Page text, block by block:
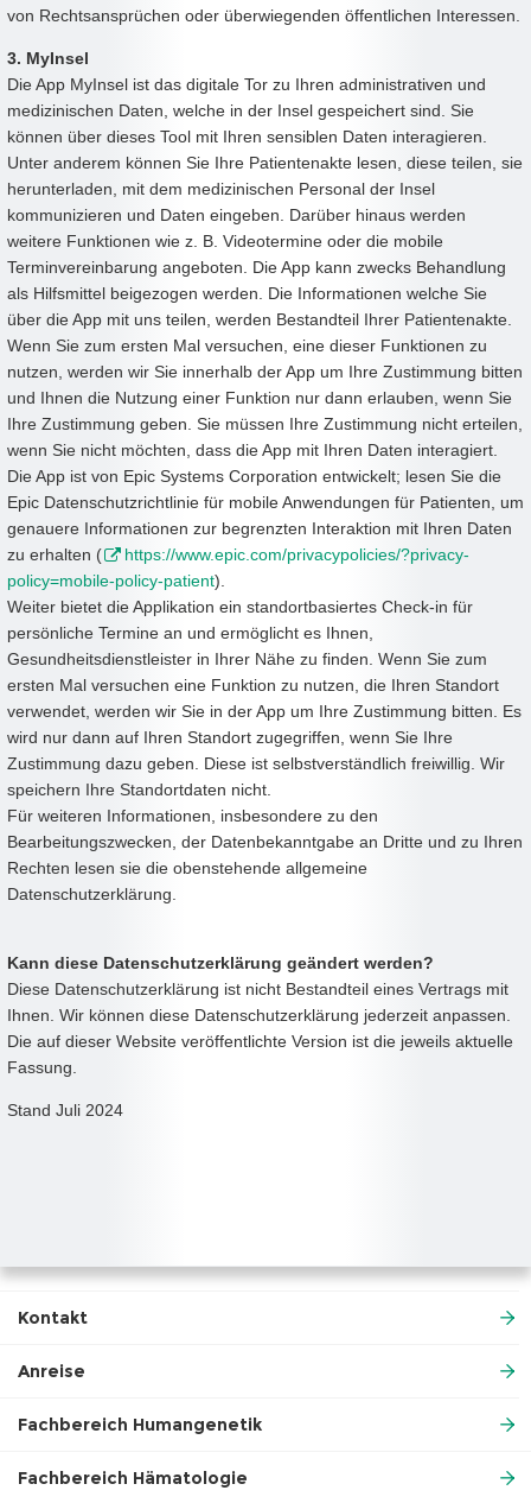
von Rechtsansprüchen oder überwiegenden öffentlichen Interessen.
3. MyInsel
Die App MyInsel ist das digitale Tor zu Ihren administrativen und
medizinischen Daten, welche in der Insel gespeichert sind. Sie
können über dieses Tool mit Ihren sensiblen Daten interagieren.
Unter anderem können Sie Ihre Patientenakte lesen, diese teilen, sie
herunterladen, mit dem medizinischen Personal der Insel
kommunizieren und Daten eingeben. Darüber hinaus werden
weitere Funktionen wie z. B. Videotermine oder die mobile
Terminvereinbarung angeboten. Die App kann zwecks Behandlung
als Hilfsmittel beigezogen werden. Die Informationen welche Sie
über die App mit uns teilen, werden Bestandteil Ihrer Patientenakte.
Wenn Sie zum ersten Mal versuchen, eine dieser Funktionen zu
nutzen, werden wir Sie innerhalb der App um Ihre Zustimmung bitten
und Ihnen die Nutzung einer Funktion nur dann erlauben, wenn Sie
Ihre Zustimmung geben. Sie müssen Ihre Zustimmung nicht erteilen,
wenn Sie nicht möchten, dass die App mit Ihren Daten interagiert.
Die App ist von Epic Systems Corporation entwickelt; lesen Sie die
Epic Datenschutzrichtlinie für mobile Anwendungen für Patienten, um
genauere Informationen zur begrenzten Interaktion mit Ihren Daten
zu erhalten (
https://www.epic.com/privacypolicies/?privacy-
policy=mobile-policy-patient).
Weiter bietet die Applikation ein standortbasiertes Check-in für
persönliche Termine an und ermöglicht es Ihnen,
Gesundheitsdienstleister in Ihrer Nähe zu finden. Wenn Sie zum
ersten Mal versuchen eine Funktion zu nutzen, die Ihren Standort
verwendet, werden wir Sie in der App um Ihre Zustimmung bitten. Es
wird nur dann auf Ihren Standort zugegriffen, wenn Sie Ihre
Zustimmung dazu geben. Diese ist selbstverständlich freiwillig. Wir
speichern Ihre Standortdaten nicht.
Für weiteren Informationen, insbesondere zu den
Bearbeitungszwecken, der Datenbekanntgabe an Dritte und zu Ihren
Rechten lesen sie die obenstehende allgemeine
Datenschutzerklärung.
Kann diese Datenschutzerklärung geändert werden?
Diese Datenschutzerklärung ist nicht Bestandteil eines Vertrags mit
Ihnen. Wir können diese Datenschutzerklärung jederzeit anpassen.
Die auf dieser Website veröffentlichte Version ist die jeweils aktuelle
Fassung.
Stand Juli 2024
Kontakt
Anreise
Fachbereich Humangenetik
Fachbereich Hämatologie